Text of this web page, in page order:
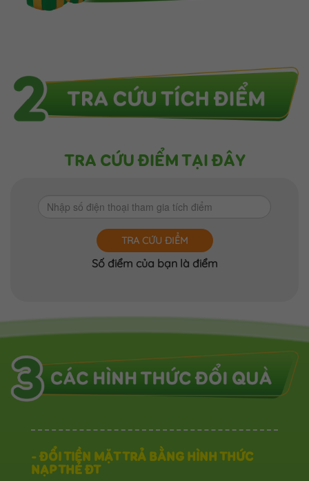
TRA CỨU ĐIỂM TẠI ĐÂY
TRA CỨU ĐIỂM
Số điểm của bạn là điểm
- ĐỔI TIỀN MẶT TRẢ BẰNG HÌNH THỨC
NẠP THẺ ĐT